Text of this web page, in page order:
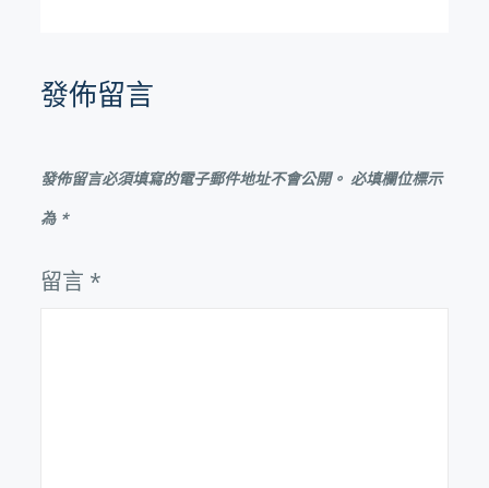
覽
發佈留言
發佈留言必須填寫的電子郵件地址不會公開。 必填欄位標示
為 *
留言 *